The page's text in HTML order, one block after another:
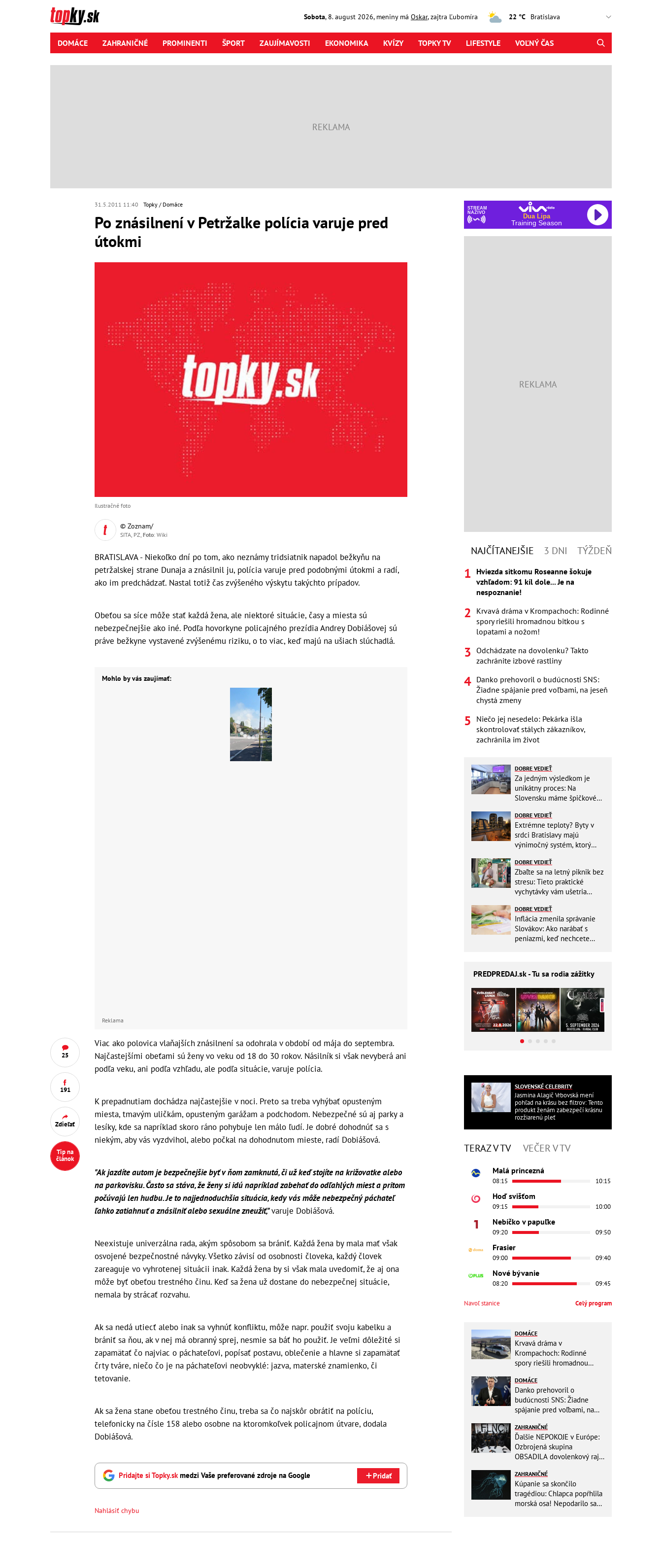
Sobota, 8. august2026, meniny má Oskar, zajtra Ľubomíra 22 °C
DOMÁCE ZAHRANIČNÉ PROMINENTI ŠPORT ZAUJÍMAVOSTI EKONOMIKA KVÍZY TOPKY TV LIFESTYLE VOĽNÝ ČAS
31.5.2011 11:40 Topky Domáce
Po znásilnení v Petržalke polícia varuje pred
útokmi
25
191
Zdieľať
Tip na
článok
Ilustračné foto
© Zoznam/
SITA, PZ, Foto: Wiki
BRATISLAVA - Niekoľko dní po tom, ako neznámy tridsiatnik napadol bežkyňu na
petržalskej strane Dunaja a znásilnil ju, polícia varuje pred podobnými útokmi a radí,
ako im predchádzať. Nastal totiž čas zvýšeného výskytu takýchto prípadov.
Obeťou sa síce môže stať každá žena, ale niektoré situácie, časy a miesta sú
nebezpečnejšie ako iné. Podľa hovorkyne policajného prezídia Andrey Dobiášovej sú
práve bežkyne vystavené zvýšenému riziku, o to viac, keď majú na ušiach slúchadlá.
Mohlo by vás zaujímať:
Reklama
Viac ako polovica vlaňajších znásilnení sa odohrala v období od mája do septembra.
Najčastejšími obeťami sú ženy vo veku od 18 do 30 rokov. Násilník si však nevyberá ani
podľa veku, ani podľa vzhľadu, ale podľa situácie, varuje polícia.
K prepadnutiam dochádza najčastejšie v noci. Preto sa treba vyhýbať opusteným
miesta, tmavým uličkám, opusteným garážam a podchodom. Nebezpečné sú aj parky a
lesíky, kde sa napríklad skoro ráno pohybuje len málo ľudí. Je dobré dohodnúť sa s
niekým, aby vás vyzdvihol, alebo počkal na dohodnutom mieste, radí Dobiášová.
"Ak jazdíte autom je bezpečnejšie byť v ňom zamknutá, či už keď stojíte na križovatke alebo
na parkovisku. Často sa stáva, že ženy si idú napríklad zabehať do odľahlých miest a pritom
počúvajú len hudbu. Je to najjednoduchšia situácia, kedy vás môže nebezpečný páchateľ
ľahko zatiahnuť a znásilniť alebo sexuálne zneužiť,"varuje Dobiášová.
Neexistuje univerzálna rada, akým spôsobom sa brániť. Každá žena by mala mať však
osvojené bezpečnostné návyky. Všetko závisí od osobnosti človeka, každý človek
zareaguje vo vyhrotenej situácii inak. Každá žena by si však mala uvedomiť, že aj ona
môže byť obeťou trestného činu. Keď sa žena už dostane do nebezpečnej situácie,
nemala by strácať rozvahu.
Ak sa nedá utiecť alebo inak sa vyhnúť konfliktu, môže napr. použiť svoju kabelku a
brániť sa ňou, ak v nej má obranný sprej, nesmie sa báť ho použiť. Je veľmi dôležité si
zapamätať čo najviac o páchateľovi, popísať postavu, oblečenie a hlavne si zapamätať
črty tváre, niečo čo je na páchateľovi neobvyklé: jazva, materské znamienko, či
tetovanie.
Ak sa žena stane obeťou trestného činu, treba sa čo najskôr obrátiť na políciu,
telefonicky na čísle 158 alebo osobne na ktoromkoľvek policajnom útvare, dodala
Dobiášová.
Pridajte si Topky.skmedzi Vaše preferované zdroje na Google Pridať
Nahlásiť chybu
STREAM
NAŽIVO
Dua Lipa
Training Season
NAJČÍTANEJŠIE 3 DNI TÝŽDEŇ
Hviezda sitkomu Roseanne šokuje
vzhľadom: 91 kíl dole... Je na
nespoznanie!
Krvavá dráma v Krompachoch: Rodinné
spory riešili hromadnou bitkou s
lopatami a nožom!
Odchádzate na dovolenku? Takto
zachránite izbové rastliny
Danko prehovoril o budúcnosti SNS:
Žiadne spájanie pred voľbami, na jeseň
chystá zmeny
Niečo jej nesedelo: Pekárka išla
skontrolovať stálych zákazníkov,
zachránila im život
DOBRE VEDIEŤ
Za jedným výsledkom je
unikátny proces: Na
Slovensku máme špičkové
DOBRE VEDIEŤ
Extrémne teploty? Byty v
srdci Bratislavy majú
výnimočný systém, ktorý
DOBRE VEDIEŤ
Zbaľte sa na letný piknik bez
stresu: Tieto praktické
vychytávky vám ušetria
DOBRE VEDIEŤ
Inflácia zmenila správanie
Slovákov: Ako narábať s
peniazmi, keď nechcete
PREDPREDAJ.sk - Tu sa rodia zážitky
SLOVENSKÉ CELEBRITY
Jasmina Alagič Vrbovská mení
pohľad na krásu bez filtrov: Tento
produkt ženám zabezpečí krásnu
rozžiarenú pleť
TERAZ V TV VEČER V TV
Malá princezná
08:15 10:15
Hoď svišťom
09:15 10:00
Nebíčko v papuľke
09:20 09:50
Frasier
09:00 09:40
Nové bývanie
08:20 09:45
Navoľ stanice Celý program
DOMÁCE
Krvavá dráma v
Krompachoch: Rodinné
spory riešili hromadnou
DOMÁCE
Danko prehovoril o
budúcnosti SNS: Žiadne
spájanie pred voľbami, na
ZAHRANIČNÉ
Ďalšie NEPOKOJE v Európe:
Ozbrojená skupina
OBSADILA dovolenkový raj,
turistom!
ZAHRANIČNÉ
Kúpanie sa skončilo
tragédiou: Chlapca popŕhlila
morská osa! Nepodarilo sa